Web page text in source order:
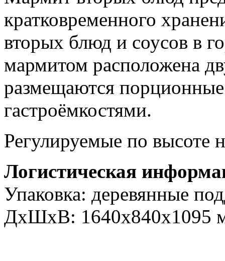
кратковременного
вторых блюд и соусов в
мармитом расположена
размещаются
гастроёмкостями.
Регулируемые по высоте
Логистическая
Упаковка: деревянные
ДxШxВ: 1640х840х1095